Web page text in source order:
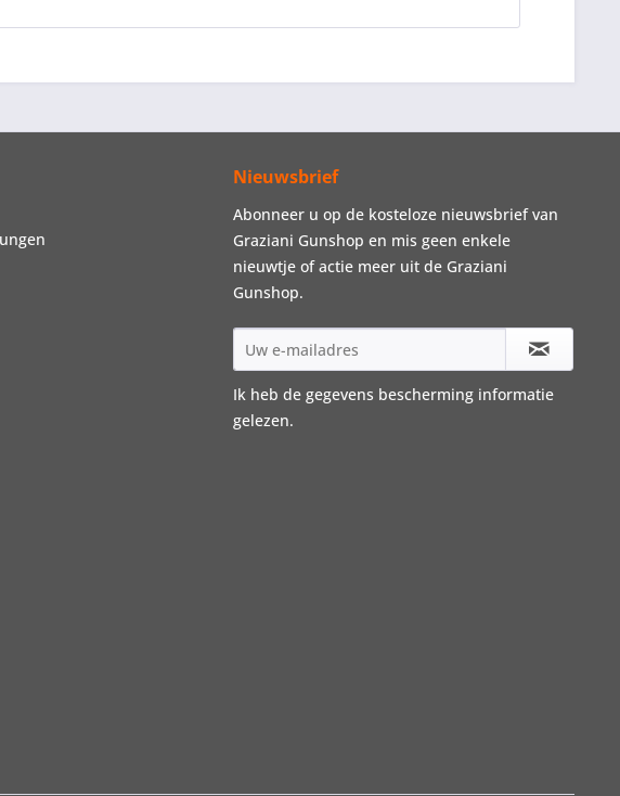
Nieuwsbrief
Abonneer u op de kosteloze nieuwsbrief van
Graziani Gunshop en mis geen enkele
nieuwtje of actie meer uit de Graziani
Gunshop.
Ik heb de gegevens bescherming informatie
gelezen.